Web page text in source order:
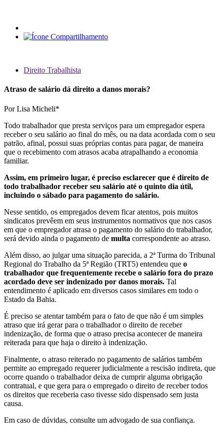
Direito Trabalhista
Atraso de salário dá direito a danos morais?
Por Lisa Micheli*
Todo trabalhador que presta serviços para um empregador espera
receber o seu salário ao final do mês, ou na data acordada com o seu
patrão, afinal, possui suas próprias contas para pagar, de maneira
que o recebimento com atrasos acaba atrapalhando a economia
familiar.
Assim, em primeiro lugar, é preciso esclarecer que é direito de
todo trabalhador receber seu salário até o quinto dia útil,
incluindo o sábado para pagamento do salário.
Nesse sentido, os empregados devem ficar atentos, pois muitos
sindicatos prevêem em seus instrumentos normativos que nos casos
em que o empregador atrasa o pagamento do salário do trabalhador,
será devido ainda o pagamento de multa correspondente ao atraso.
Além disso, ao julgar uma situação parecida, a 2ª Turma do Tribunal
Regional do Trabalho da 5ª Região (TRT5) entendeu que o
trabalhador que frequentemente recebe o salário fora do prazo
acordado deve ser indenizado por danos morais. Tal
entendimento é aplicado em diversos casos similares em todo o
Estado da Bahia.
É preciso se atentar também para o fato de que não é um simples
atraso que irá gerar para o trabalhador o direito de receber
indenização, de forma que o atraso precisa acontecer de maneira
reiterada para que haja o direito à indenização.
Finalmente, o atraso reiterado no pagamento de salários também
permite ao empregado requerer judicialmente a rescisão indireta, que
ocorre quando o trabalhador deixa de cumprir alguma obrigação
contratual, e que gera para o empregado o direito de receber todos
os direitos que receberia caso tivesse sido dispensado sem justa
causa.
Em caso de dúvidas, consulte um advogado de sua confiança.